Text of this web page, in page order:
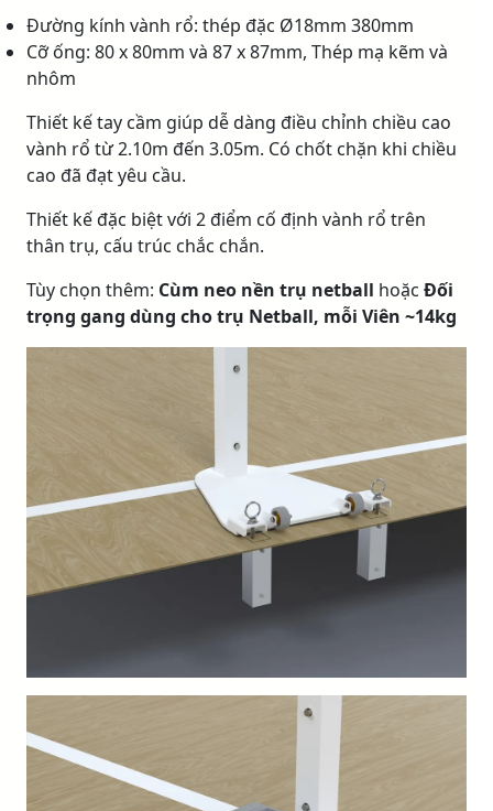
Đường kính vành rổ: thép đặc Ø18mm 380mm
Cỡ ống: 80 x 80mm và 87 x 87mm, Thép mạ kẽm và
nhôm
Thiết kế tay cầm giúp dễ dàng điều chỉnh chiều cao
vành rổ từ 2.10m đến 3.05m. Có chốt chặn khi chiều
cao đã đạt yêu cầu.
Thiết kế đặc biệt với 2 điểm cố định vành rổ trên
thân trụ, cấu trúc chắc chắn.
Tùy chọn thêm: Cùm neo nền trụ netball hoặc Đối
trọng gang dùng cho trụ Netball, mỗi Viên ~14kg